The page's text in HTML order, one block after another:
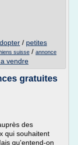
/ petites
suisse / annonce
vendre
gratuites
des
qui souhaitent
qu'entend-on